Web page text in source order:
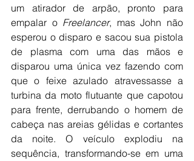
um atirador de arpão, pronto para
empalar o Freelancer, mas John não
esperou o disparo e sacou sua pistola
de plasma com uma das mãos e
disparou uma única vez fazendo com
que o feixe azulado atravessasse a
turbina da moto flutuante que capotou
para frente, derrubando o homem de
cabeça nas areias gélidas e cortantes
da noite. O veículo explodiu na
sequência, transformando-se em uma